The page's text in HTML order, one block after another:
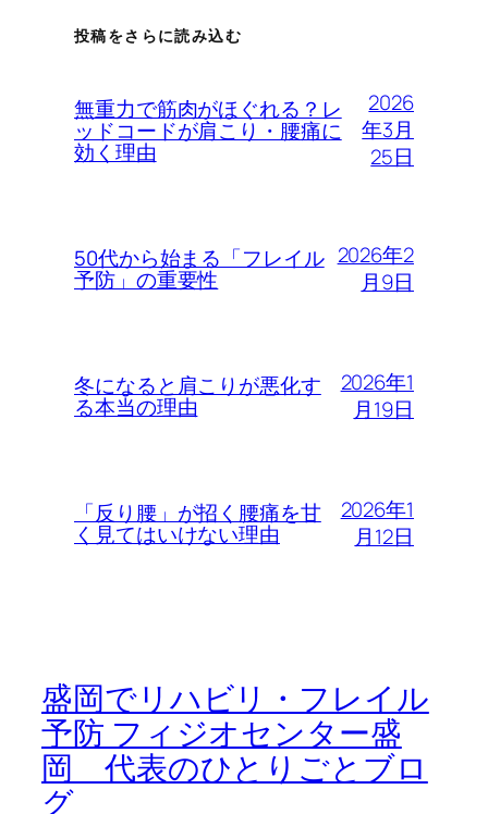
投稿をさらに読み込む
無重力で筋肉がほぐれる？レ
ッドコードが肩こり・腰痛に
効く理由
2026
年3月
25日
50代から始まる「フレイル
予防」の重要性
2026年2
月9日
冬になると肩こりが悪化す
る本当の理由
2026年1
月19日
「反り腰」が招く腰痛を甘
く見てはいけない理由
2026年1
月12日
盛岡でリハビリ・フレイル
予防 フィジオセンター盛
岡 代表のひとりごとブロ
グ